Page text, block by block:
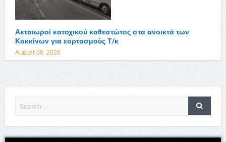
Ακταιωροί κατοχικού καθεστώτος στα ανοικτά των
Κοκκίνων για εορτασμούς Τ/κ
August 08, 2026